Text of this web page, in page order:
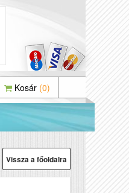
Kosár (0)
Vissza a főoldalra